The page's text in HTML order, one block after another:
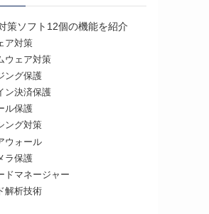
策ソフト12個の機能を紹介
ア対策
ウェア対策
ング保護
ン決済保護
ル保護
ング対策
ウォール
ラ保護
ドマネージャー
解析技術